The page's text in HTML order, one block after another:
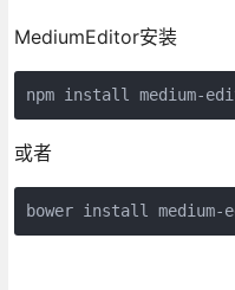
MediumEditor安装
npm install medium-
或者
bower install medium-